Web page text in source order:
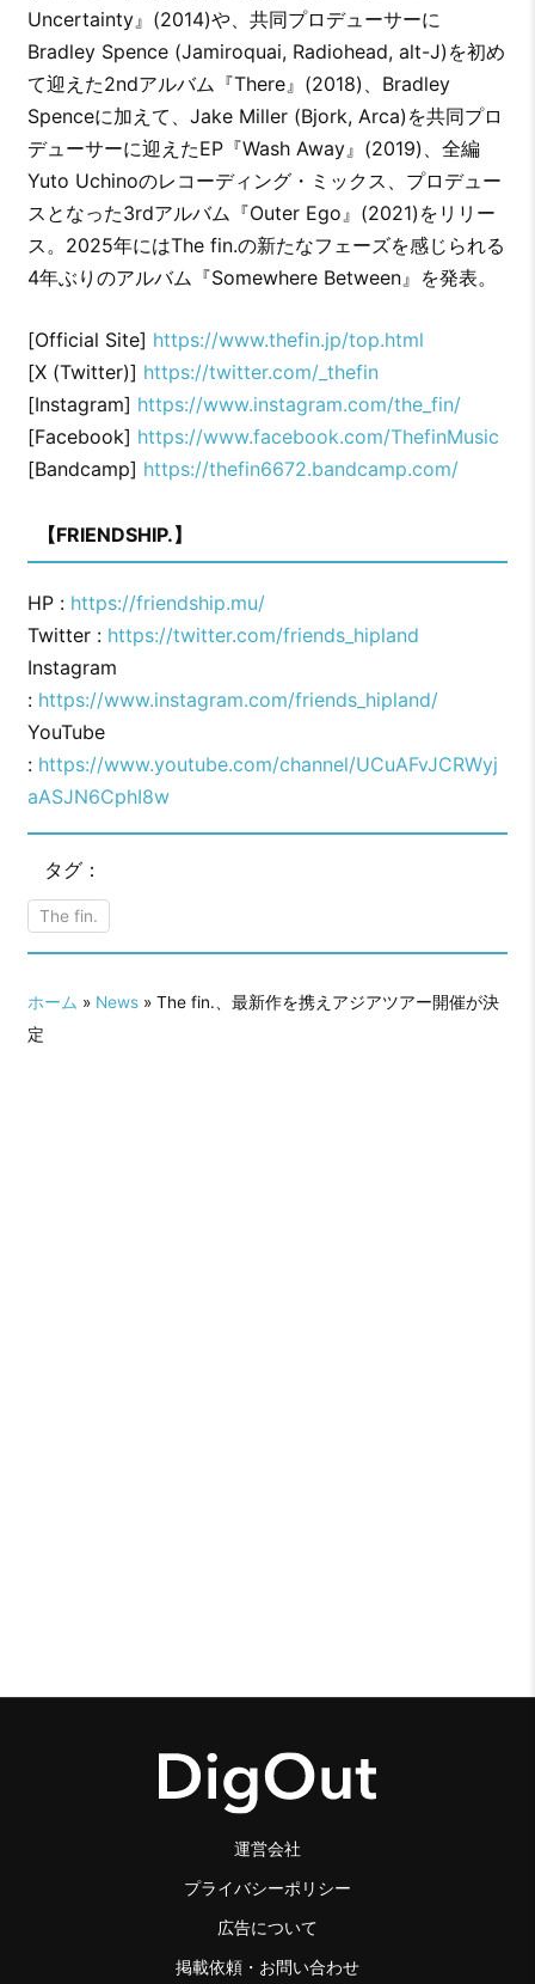
Uncertainty』(2014)や、共同プロデューサーに
Bradley Spence (Jamiroquai, Radiohead, alt-J)を初め
て迎えた2ndアルバム『There』(2018)、Bradley
Spenceに加えて、Jake Miller (Bjork, Arca)を共同プロ
デューサーに迎えたEP『Wash Away』(2019)、全編
Yuto Uchinoのレコーディング・ミックス、プロデュー
スとなった3rdアルバム『Outer Ego』(2021)をリリー
ス。2025年にはThe fin.の新たなフェーズを感じられる
4年ぶりのアルバム『Somewhere Between』を発表。
[Official Site] https://www.thefin.jp/top.html
[X (Twitter)] https://twitter.com/_thefin
[Instagram] https://www.instagram.com/the_fin/
[Facebook] https://www.facebook.com/ThefinMusic
[Bandcamp] https://thefin6672.bandcamp.com/
【FRIENDSHIP.】
HP : https://friendship.mu/
Twitter : https://twitter.com/friends_hipland
Instagram
: https://www.instagram.com/friends_hipland/
YouTube
: https://www.youtube.com/channel/UCuAFvJCRWyj
aASJN6CphI8w
タグ：
The fin.
ホーム » News» The fin.、最新作を携えアジアツアー開催が決
定
運営会社
プライバシーポリシー
広告について
掲載依頼・お問い合わせ